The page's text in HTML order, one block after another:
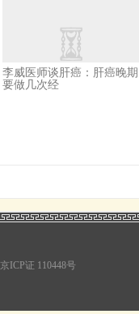
李威医师谈肝癌：肝癌晚期
要做几次经
京ICP证 110448号